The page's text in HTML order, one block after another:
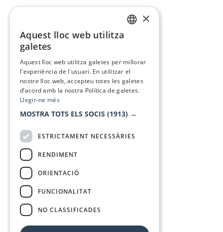
×
Aquest lloc web utilitza
galetes
Aquest lloc web utilitza galetes per millorar
l'experiència de l'usuari. En utilitzar el
nostre lloc web, accepteu totes les galetes
d’acord amb la nostra Política de galetes.
Llegir-ne més
MOSTRA TOTS ELS SOCIS (1913) →
ESTRICTAMENT NECESSÀRIES
RENDIMENT
ORIENTACIÓ
FUNCIONALITAT
NO CLASSIFICADES